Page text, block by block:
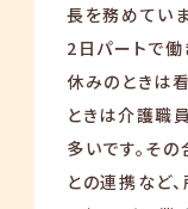
長を務めてい
2日パートで働
休みのときは
ときは介護職
多いです。そ
との連携など